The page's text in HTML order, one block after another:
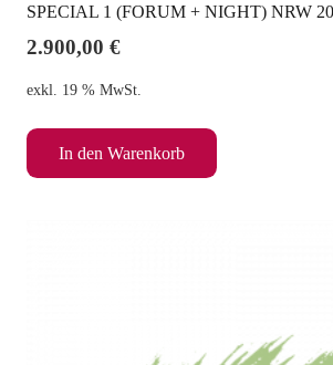
SPECIAL 1 (FORUM + NIGHT) NRW
2.900,00 €
exkl. 19 % MwSt.
In den Warenkorb